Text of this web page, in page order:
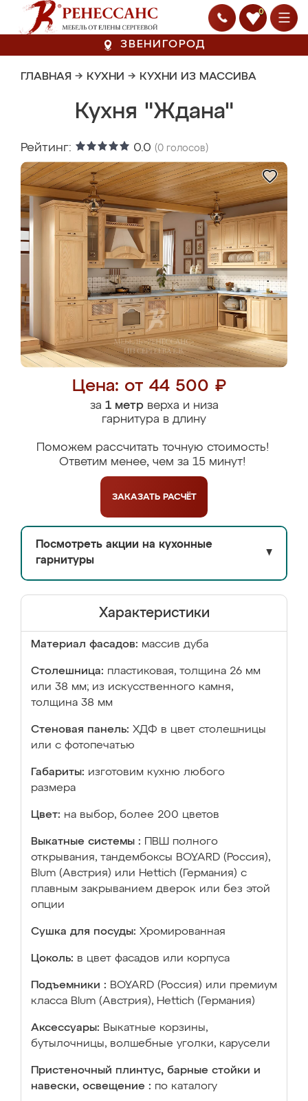
0
ЗВЕНИГОРОД
ГЛАВНАЯ → КУХНИ → КУХНИ ИЗ МАССИВА
Кухня "Ждана"
Рейтинг: 0.0 (0 голосов)
Цена: от 44 500 ₽
за 1 метрверха и низа
гарнитура в длину
Поможем рассчитать точную стоимость!
Ответим менее, чем за 15 минут!
ЗАКАЗАТЬ РАСЧЁТ
Посмотреть акции на кухонные
гарнитуры
▼
Характеристики
Материал фасадов: массив дуба
Столешница: пластиковая, толщина 26 мм
или 38 мм; из искусственного камня,
толщина 38 мм
Стеновая панель: ХДФ в цвет столешницы
или с фотопечатью
Габариты: изготовим кухню любого
размера
Цвет: на выбор, более 200 цветов
Выкатные системы :
ПВШ полного
открывания, тандембоксы BOYARD (Россия),
Blum (Австрия) или Hettich (Германия) с
плавным закрыванием дверок или без этой
опции
Сушка для посуды: Хромированная
Цоколь: в цвет фасадов или корпуса
Подъемники : BOYARD (Россия) или премиум
класса Blum (Австрия), Hettich (Германия)
Аксессуары: Выкатные корзины,
бутылочницы, волшебные уголки, карусели
Пристеночный плинтус, барные стойки и
навески, освещение : по каталогу